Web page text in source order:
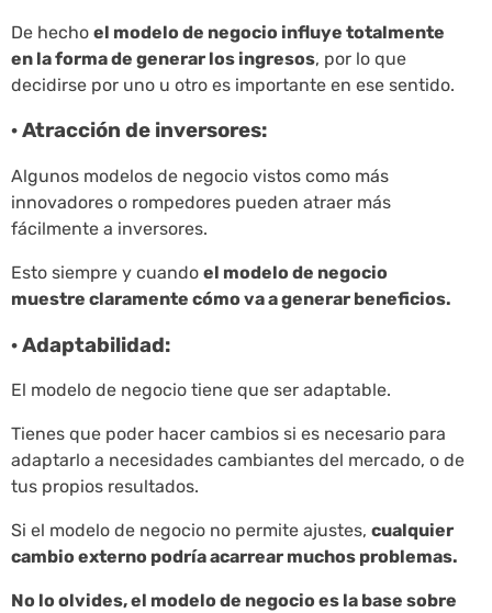
De hecho el modelo de negocio influye totalmente
en la forma de generar los ingresos, por lo que
decidirse por uno u otro es importante en ese sentido.
· Atracción de inversores:
Algunos modelos de negocio vistos como más
innovadores o rompedores pueden atraer más
fácilmente a inversores.
Esto siempre y cuando el modelo de negocio
muestre claramente cómo va a generar beneficios.
· Adaptabilidad:
El modelo de negocio tiene que ser adaptable.
Tienes que poder hacer cambios si es necesario para
adaptarlo a necesidades cambiantes del mercado, o de
tus propios resultados.
Si el modelo de negocio no permite ajustes, cualquier
cambio externo podría acarrear muchos problemas.
No lo olvides, el modelo de negocio es la base sobre